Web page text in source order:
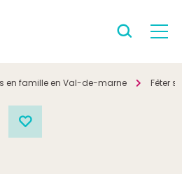
en famille en Val-de-marne Fêter